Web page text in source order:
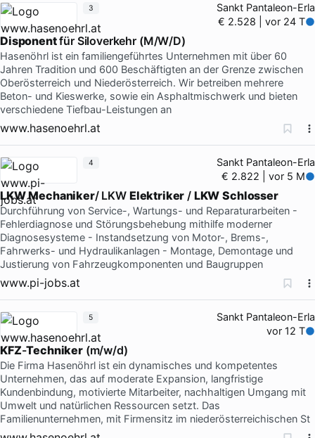
Sankt Pantaleon-Erla
€ 2.528 | vor 24 T
Disponentfür Siloverkehr (M/W/D)
Hasenöhrl ist ein familiengeführtes Unternehmen mit über 60
Jahren Tradition und 600 Beschäftigten an der Grenze zwischen
Oberösterreich und Niederösterreich. Wir betreiben mehrere
Beton- und Kieswerke, sowie ein Asphaltmischwerk und bieten
verschiedene Tiefbau-Leistungen an
www.hasenoehrl.at
3
Sankt Pantaleon-Erla
€ 2.822 | vor 5 M
LKWMechaniker/ LKW Elektriker / LKW Schlosser
Durchführung von Service-, Wartungs- und Reparaturarbeiten -
Fehlerdiagnose und Störungsbehebung mithilfe moderner
Diagnosesysteme - Instandsetzung von Motor-, Brems-,
Fahrwerks- und Hydraulikanlagen - Montage, Demontage und
Justierung von Fahrzeugkomponenten und Baugruppen
www.pi-jobs.at
4
Sankt Pantaleon-Erla
vor 12 T
KFZ-Techniker(m/w/d)
Die Firma Hasenöhrl ist ein dynamisches und kompetentes
Unternehmen, das auf moderate Expansion, langfristige
Kundenbindung, motivierte Mitarbeiter, nachhaltigen Umgang mit
Umwelt und natürlichen Ressourcen setzt. Das
Familienunternehmen, mit Firmensitz im niederösterreichischen St
5